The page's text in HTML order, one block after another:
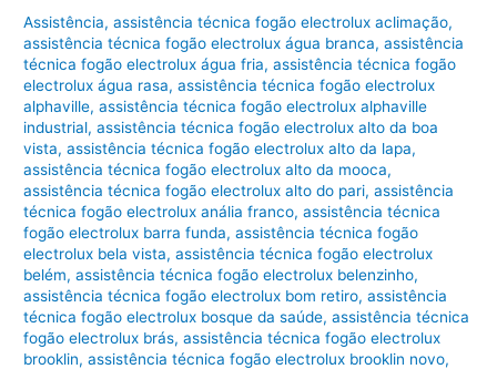
Assistência,assistência técnica fogão electrolux aclimação,
assistência técnica fogão electrolux água branca,assistência
técnica fogão electrolux água fria,assistência técnica fogão
electrolux água rasa,assistência técnica fogão electrolux
alphaville,assistência técnica fogão electrolux alphaville
industrial,assistência técnica fogão electrolux alto da boa
vista,assistência técnica fogão electrolux alto da lapa,
assistência técnica fogão electrolux alto da mooca,
assistência técnica fogão electrolux alto do pari,assistência
técnica fogão electrolux anália franco,assistência técnica
fogão electrolux barra funda,assistência técnica fogão
electrolux bela vista,assistência técnica fogão electrolux
belém,assistência técnica fogão electrolux belenzinho,
assistência técnica fogão electrolux bom retiro,assistência
técnica fogão electrolux bosque da saúde,assistência técnica
fogão electrolux brás,assistência técnica fogão electrolux
brooklin,assistência técnica fogão electrolux brooklin novo,